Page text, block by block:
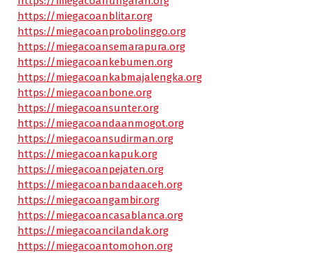
https://miegacoanblitar.org
https://miegacoanprobolinggo.org
https://miegacoansemarapura.org
https://miegacoankebumen.org
https://miegacoankabmajalengka.org
https://miegacoanbone.org
https://miegacoansunter.org
https://miegacoandaanmogot.org
https://miegacoansudirman.org
https://miegacoankapuk.org
https://miegacoanpejaten.org
https://miegacoanbandaaceh.org
https://miegacoangambir.org
https://miegacoancasablanca.org
https://miegacoancilandak.org
https://miegacoantomohon.org